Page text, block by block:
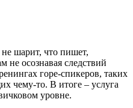
шарит, что пишет,
не осознавая следствий
горе-спикеров, таких
чему-то. В итоге – услуга
уровне.